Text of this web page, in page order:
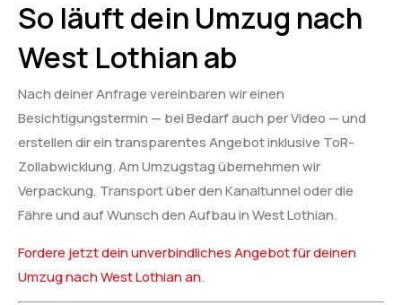
So läuft dein Umzug nach
West Lothian ab
Nach deiner Anfrage vereinbaren wir einen
Besichtigungstermin — bei Bedarf auch per Video — und
erstellen dir ein transparentes Angebot inklusive ToR-
Zollabwicklung. Am Umzugstag übernehmen wir
Verpackung, Transport über den Kanaltunnel oder die
Fähre und auf Wunsch den Aufbau in West Lothian.
Fordere jetzt dein unverbindliches Angebot für deinen
Umzug nach West Lothian an.